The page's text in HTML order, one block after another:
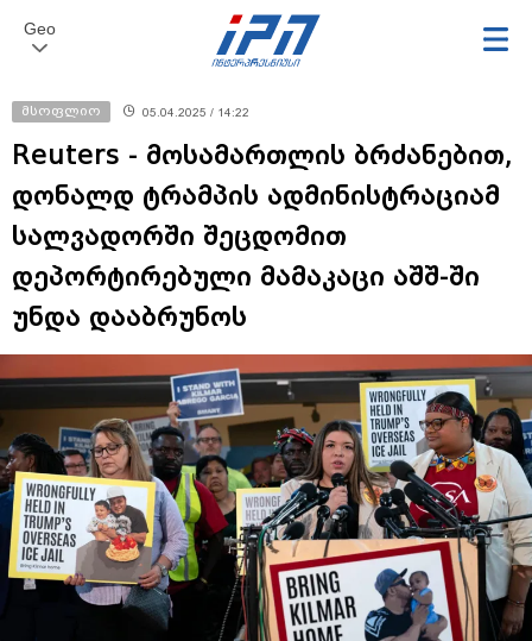
Geo
მსოფლიო 05.04.2025 / 14:22
Reuters - მოსამართლის ბრძანებით,
დონალდ ტრამპის ადმინისტრაციამ
სალვადორში შეცდომით
დეპორტირებული მამაკაცი აშშ-ში
უნდა დააბრუნოს